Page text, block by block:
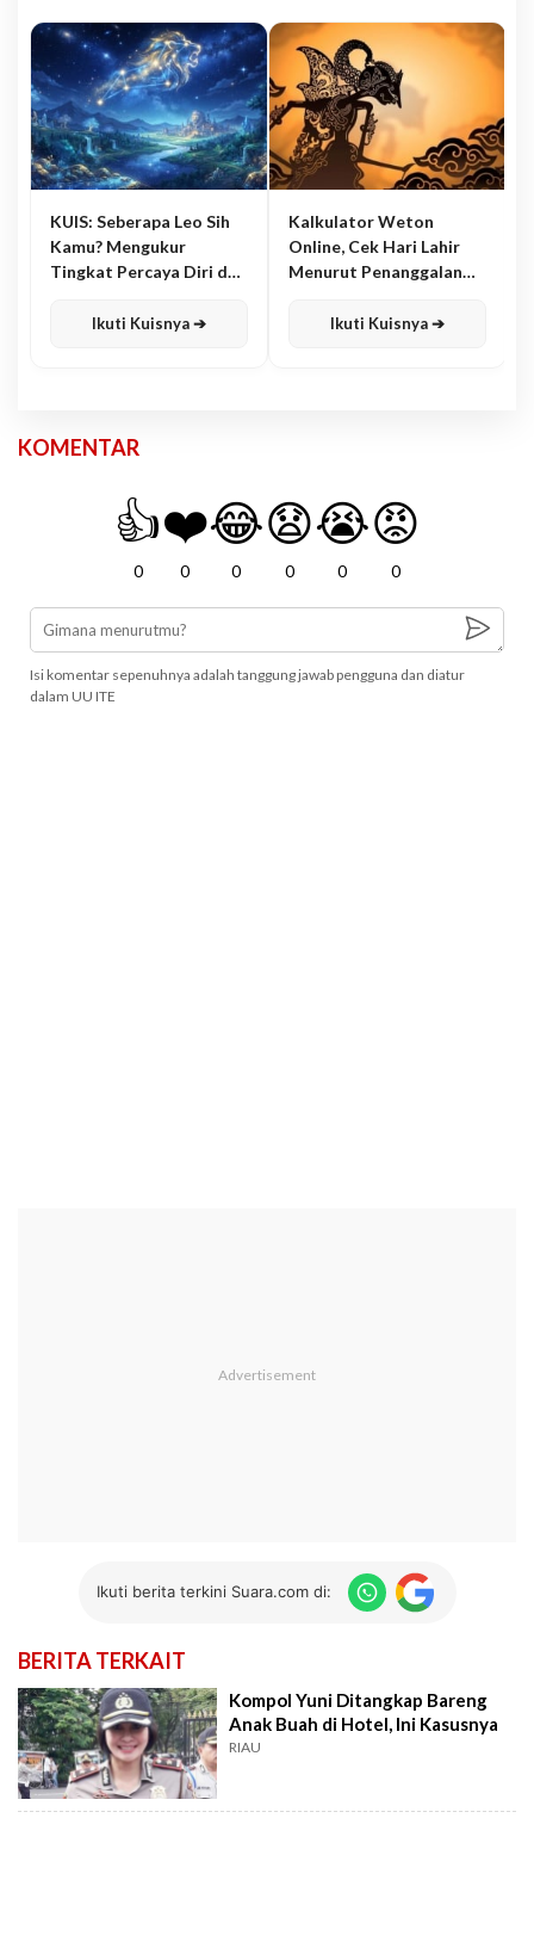
KUIS: Seberapa Leo Sih
Kamu? Mengukur
Tingkat Percaya Diri dan
Ikuti Kuisnya ➔
Kalkulator Weton
Online, Cek Hari Lahir
Menurut Penanggalan
Ikuti Kuisnya ➔
KOMENTAR
👍
0
❤️
0
😂
0
😧
0
😭
0
😡
0
Isi komentar sepenuhnya adalah tanggung jawab pengguna dan diatur
dalam UU ITE
Ikuti berita terkini Suara.com di:
BERITA TERKAIT
Kompol Yuni Ditangkap Bareng
Anak Buah di Hotel, Ini Kasusnya
RIAU